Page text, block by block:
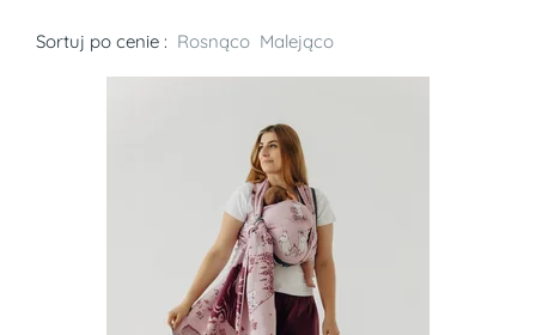
Sortuj po cenie : Rosnąco Malejąco